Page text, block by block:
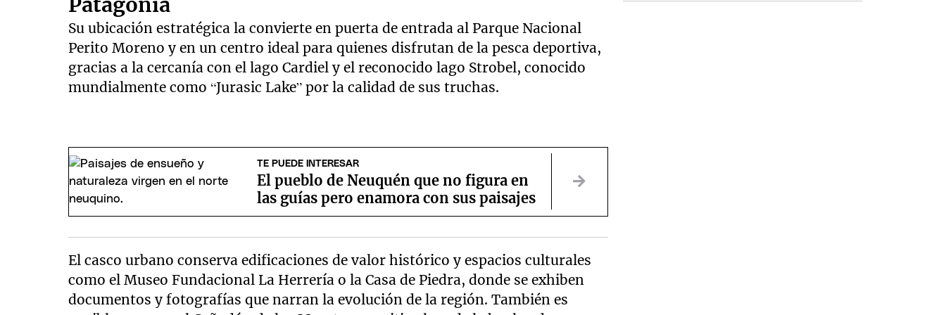
Su ubicación estratégica la convierte en puerta de entrada al Parque Nacional
Perito Moreno y en un centro ideal para quienes disfrutan de la pesca deportiva,
gracias a la cercanía con el lago Cardiel y el reconocido lago Strobel, conocido
mundialmente como “Jurasic Lake” por la calidad de sus truchas.
TE PUEDE INTERESAR
El pueblo de Neuquén que no figura en
las guías pero enamora con sus paisajes
El casco urbano conserva edificaciones de valor histórico y espacios culturales
como el Museo Fundacional La Herrería o la Casa de Piedra, donde se exhiben
documentos y fotografías que narran la evolución de la región. También es